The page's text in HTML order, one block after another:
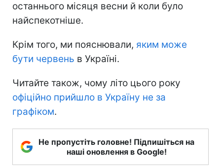
останнього місяця весни й коли було
найспекотніше.
Крім того, ми пояснювали, яким може
бути червень в Україні.
Читайте також, чому літо цього року
офіційно прийшло в Україну не за
графіком.
Не пропустіть головне! Підпишіться на
наші оновлення в Google!